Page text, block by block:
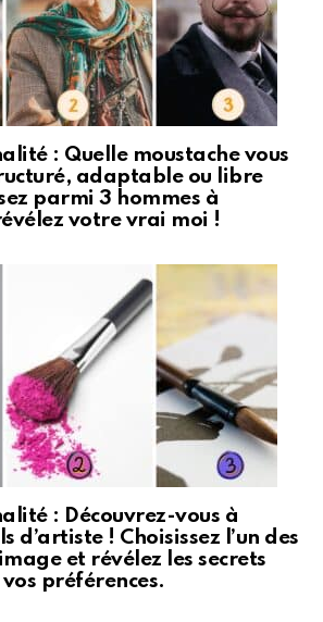
: Quelle moustache vous
adaptable ou libre
parmi 3 hommes à
votre vrai moi !
: Découvrez-vous à
d’artiste ! Choisissez l’un des
et révélez les secrets
préférences.